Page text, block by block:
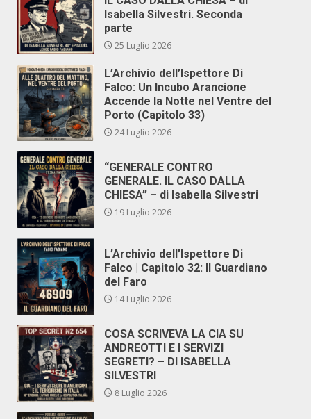
Isabella Silvestri. Seconda
parte
25 Luglio 2026
L’Archivio dell’Ispettore Di
Falco: Un Incubo Arancione
Accende la Notte nel Ventre del
Porto (Capitolo 33)
24 Luglio 2026
“GENERALE CONTRO
GENERALE. IL CASO DALLA
CHIESA” – di Isabella Silvestri
19 Luglio 2026
L’Archivio dell’Ispettore Di
Falco | Capitolo 32: Il Guardiano
del Faro
14 Luglio 2026
COSA SCRIVEVA LA CIA SU
ANDREOTTI E I SERVIZI
SEGRETI? – DI ISABELLA
SILVESTRI
8 Luglio 2026